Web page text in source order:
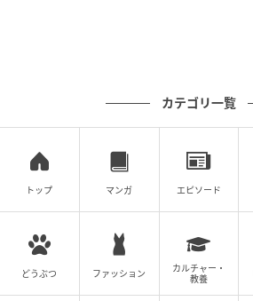
カテゴリ一覧
トップ マンガ エピソード
どうぶつ ファッション
カルチャー・
教養